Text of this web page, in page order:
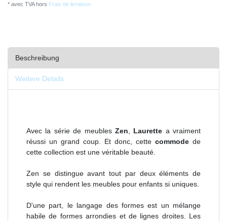
* avec TVA hors Frais de livraison
Beschreibung
Weitere Details
Avec la série de meubles Zen Laurette a vraiment
réussi un grand coup. Et donc, cette commode de
cette collection est une véritable beauté.
Zen se distingue avant tout par deux éléments de
style qui rendent les meubles pour enfants si uniques.
D'une part, le langage des formes est un mélange
habile de formes arrondies et de lignes droites. Les